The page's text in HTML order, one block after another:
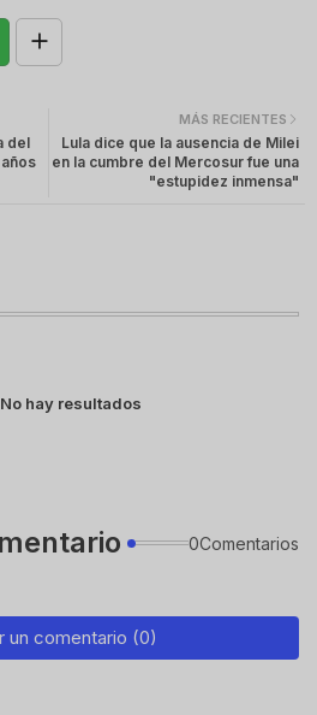
MÁS RECIENTES
Lula dice que la ausencia de Milei
en la cumbre del Mercosur fue una
"estupidez inmensa"
del
No hay resultados
0Comentarios
un comentario (0)